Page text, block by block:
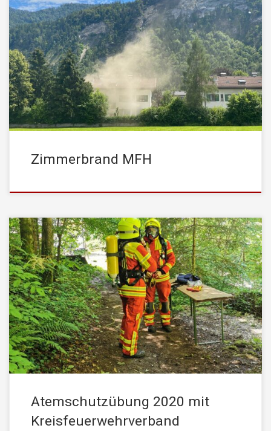
Heute Donnerstag, den 09. Juli 2020, wurde die
STADTFEUERWEHR Kufstein um 12:40 Uhr von der Leitstelle
Tirol mittels stiller Alarmierung zu einem Brand in einem
Mehrfamilienhaus alarmiert. Einsatzstichwort war dabei: „Brand
MFH Bett“ Beim Eintreffen unserer Kräfte zeigte sich bereits eine
starke Rauchentwicklung aus dem ganzen Gebäude. Ursache war
ein […]
Zimmerbrand MFH
Am Samstag, den 04. Juli 2020, fand bei heißen Temperaturen
zum wiederholten Male ein Übungstag im Atemschutzstollen der
STADTFEUERWEHR Kufstein statt. Es handelt sich dabei um
einen adaptierten Luftschutzbunker, der in Eigenregie von den
Kameraden der Feuerwehr Kufstein in eine Übungsstrecke für
Atemschutzträger umgebaut wurde. Die ATS Trupps haben dabei
[…]
Atemschutzübung 2020 mit
Kreisfeuerwehrverband